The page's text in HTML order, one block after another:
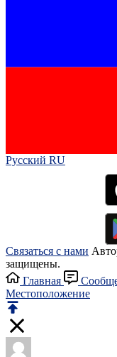
Русский RU‎
Связаться с нами
защищены.
Главная
Местоположение